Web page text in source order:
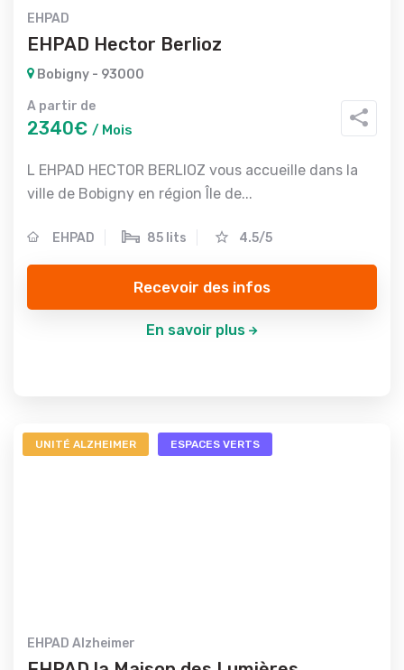
EHPAD
EHPAD Hector Berlioz
Bobigny - 93000
A partir de
2340€ / Mois
L EHPAD HECTOR BERLIOZ vous accueille dans la
ville de Bobigny en région Île de...
EHPAD 85 lits 4.5/5
Recevoir des infos
En savoir plus
UNITÉ ALZHEIMER ESPACES VERTS
EHPAD Alzheimer